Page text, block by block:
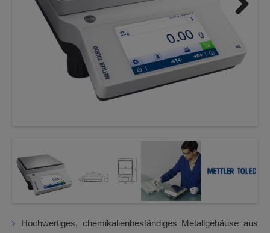
Hochwertiges, chemikalienbeständiges Metallgehäuse aus
Controller